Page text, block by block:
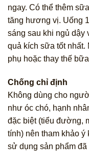
ngay. Có thể thêm
tăng hương vị. Uống
sáng sau khi ngủ dậy
quả kích sữa tốt
phụ hoặc thay thế
Chống chỉ định
Không dùng cho
như óc chó, hạnh
đặc biệt (tiểu đường,
tính) nên tham khảo
sử dụng sản phẩm